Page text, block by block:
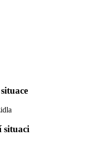
situaci